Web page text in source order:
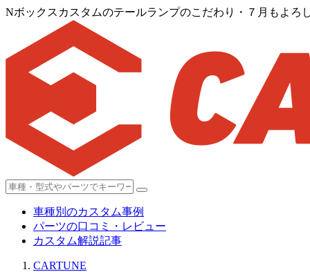
Nボックスカスタムのテールランプのこだわり・７月もよろ
車種別のカスタム事例
パーツの口コミ・レビュー
カスタム解説記事
CARTUNE